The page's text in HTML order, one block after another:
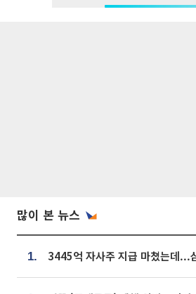
많이 본 뉴스
1.